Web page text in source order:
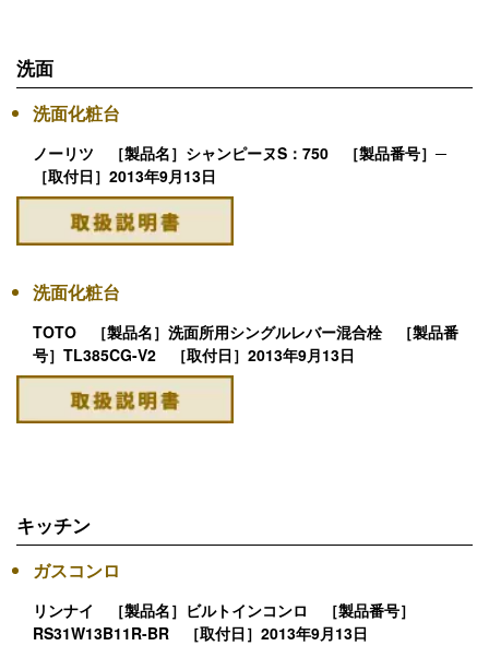
洗面
洗面化粧台
ノーリツ ［製品名］シャンピーヌS：750 ［製品番号］─
［取付日］2013年9月13日
洗面化粧台
TOTO ［製品名］洗面所用シングルレバー混合栓 ［製品番
号］TL385CG-V2 ［取付日］2013年9月13日
キッチン
ガスコンロ
リンナイ ［製品名］ビルトインコンロ ［製品番号］
RS31W13B11R-BR ［取付日］2013年9月13日